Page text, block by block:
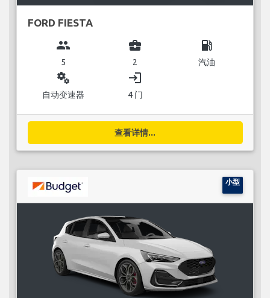
FORD FIESTA
group
5
business_center
2
local_gas_station
汽油
miscellaneous_services
自动变速器
login
4 门
查看详情...
小型